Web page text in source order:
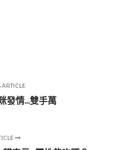
ARTICLE
發情...雙手萬